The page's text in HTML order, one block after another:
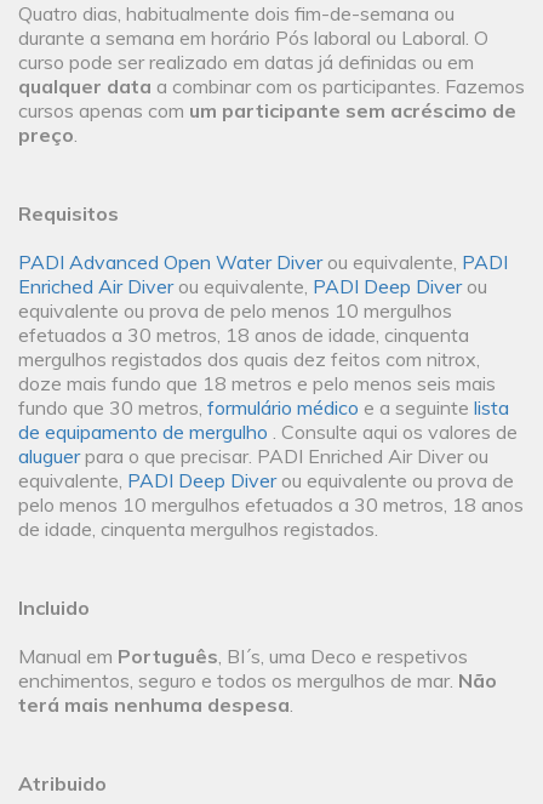
Quatro dias, habitualmente dois fim-de-semana ou
durante a semana em horário Pós laboral ou Laboral. O
curso pode ser realizado em datas já definidas ou em
qualquer data a combinar com os participantes. Fazemos
cursos apenas com um participante sem acréscimo de
preço.
Requisitos
PADI Advanced Open Water Diverou equivalente, PADI
Enriched Air Diverou equivalente, PADI Deep Diverou
equivalente ou prova de pelo menos 10 mergulhos
efetuados a 30 metros, 18 anos de idade, cinquenta
mergulhos registados dos quais dez feitos com nitrox,
doze mais fundo que 18 metros e pelo menos seis mais
fundo que 30 metros, formulário médico e a seguinte lista
de equipamento de mergulho . Consulte aqui os valores de
aluguerpara o que precisar. PADI Enriched Air Diver ou
equivalente, PADI Deep Diverou equivalente ou prova de
pelo menos 10 mergulhos efetuados a 30 metros, 18 anos
de idade, cinquenta mergulhos registados.
Incluido
Manual em Português, BI´s, uma Deco e respetivos
enchimentos, seguro e todos os mergulhos de mar. Não
terá mais nenhuma despesa.
Atribuido